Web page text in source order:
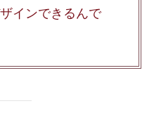
インできるんで